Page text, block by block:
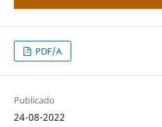
PDF/A
Publicado
24-08-2022